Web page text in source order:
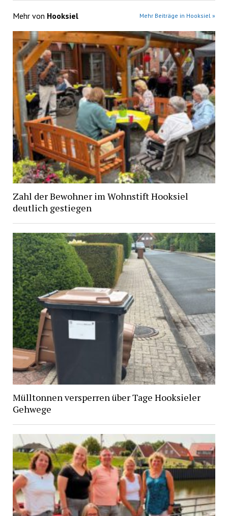
Mehr von Hooksiel Mehr Beiträge in Hooksiel »
Zahl der Bewohner im Wohnstift Hooksiel
deutlich gestiegen
Mülltonnen versperren über Tage Hooksieler
Gehwege